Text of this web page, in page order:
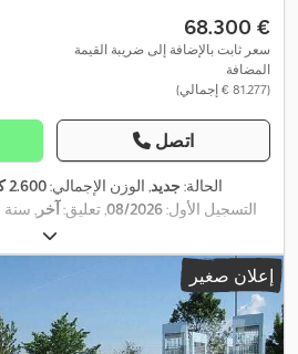
‏68.300 €
سعر ثابت بالإضافة إلى ضريبة القيمة
المضافة
(‏81.277 € إجمالي)
اتصل
الحالة:جديد, الوزن الإجمالي:2.600 كجم
التسجيل الأول:08/2026, تعليق:آخر , سنة
إعلان صغير